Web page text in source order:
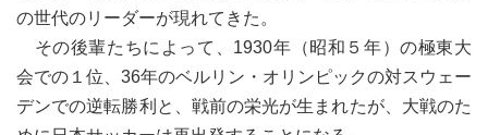
の世代のリーダーが現れてきた。
その後輩たちによって、1930年（昭和５年）の極東大
会での１位、36年のベルリン・オリンピックの対スウェー
デンでの逆転勝利と、戦前の栄光が生まれたが、大戦のた